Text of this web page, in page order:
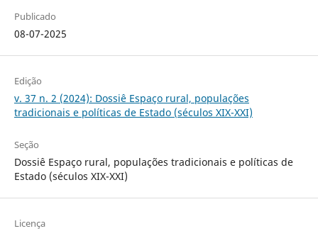
Publicado
08-07-2025
Edição
v. 37 n. 2 (2024): Dossiê Espaço rural, populações
tradicionais e políticas de Estado (séculos XIX-XXI)
Seção
Dossiê Espaço rural, populações tradicionais e políticas de
Estado (séculos XIX-XXI)
Licença